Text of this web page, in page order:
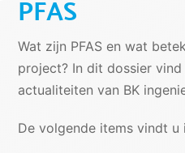
PFAS
Wat zijn PFAS en wat
project? In dit dossier
actualiteiten van BK
De volgende items vindt u